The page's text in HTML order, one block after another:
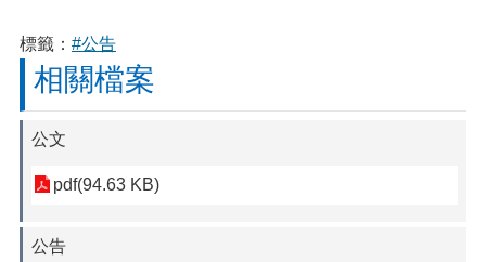
標籤： #公告
相關檔案
公文
pdf(94.63 KB)
公告